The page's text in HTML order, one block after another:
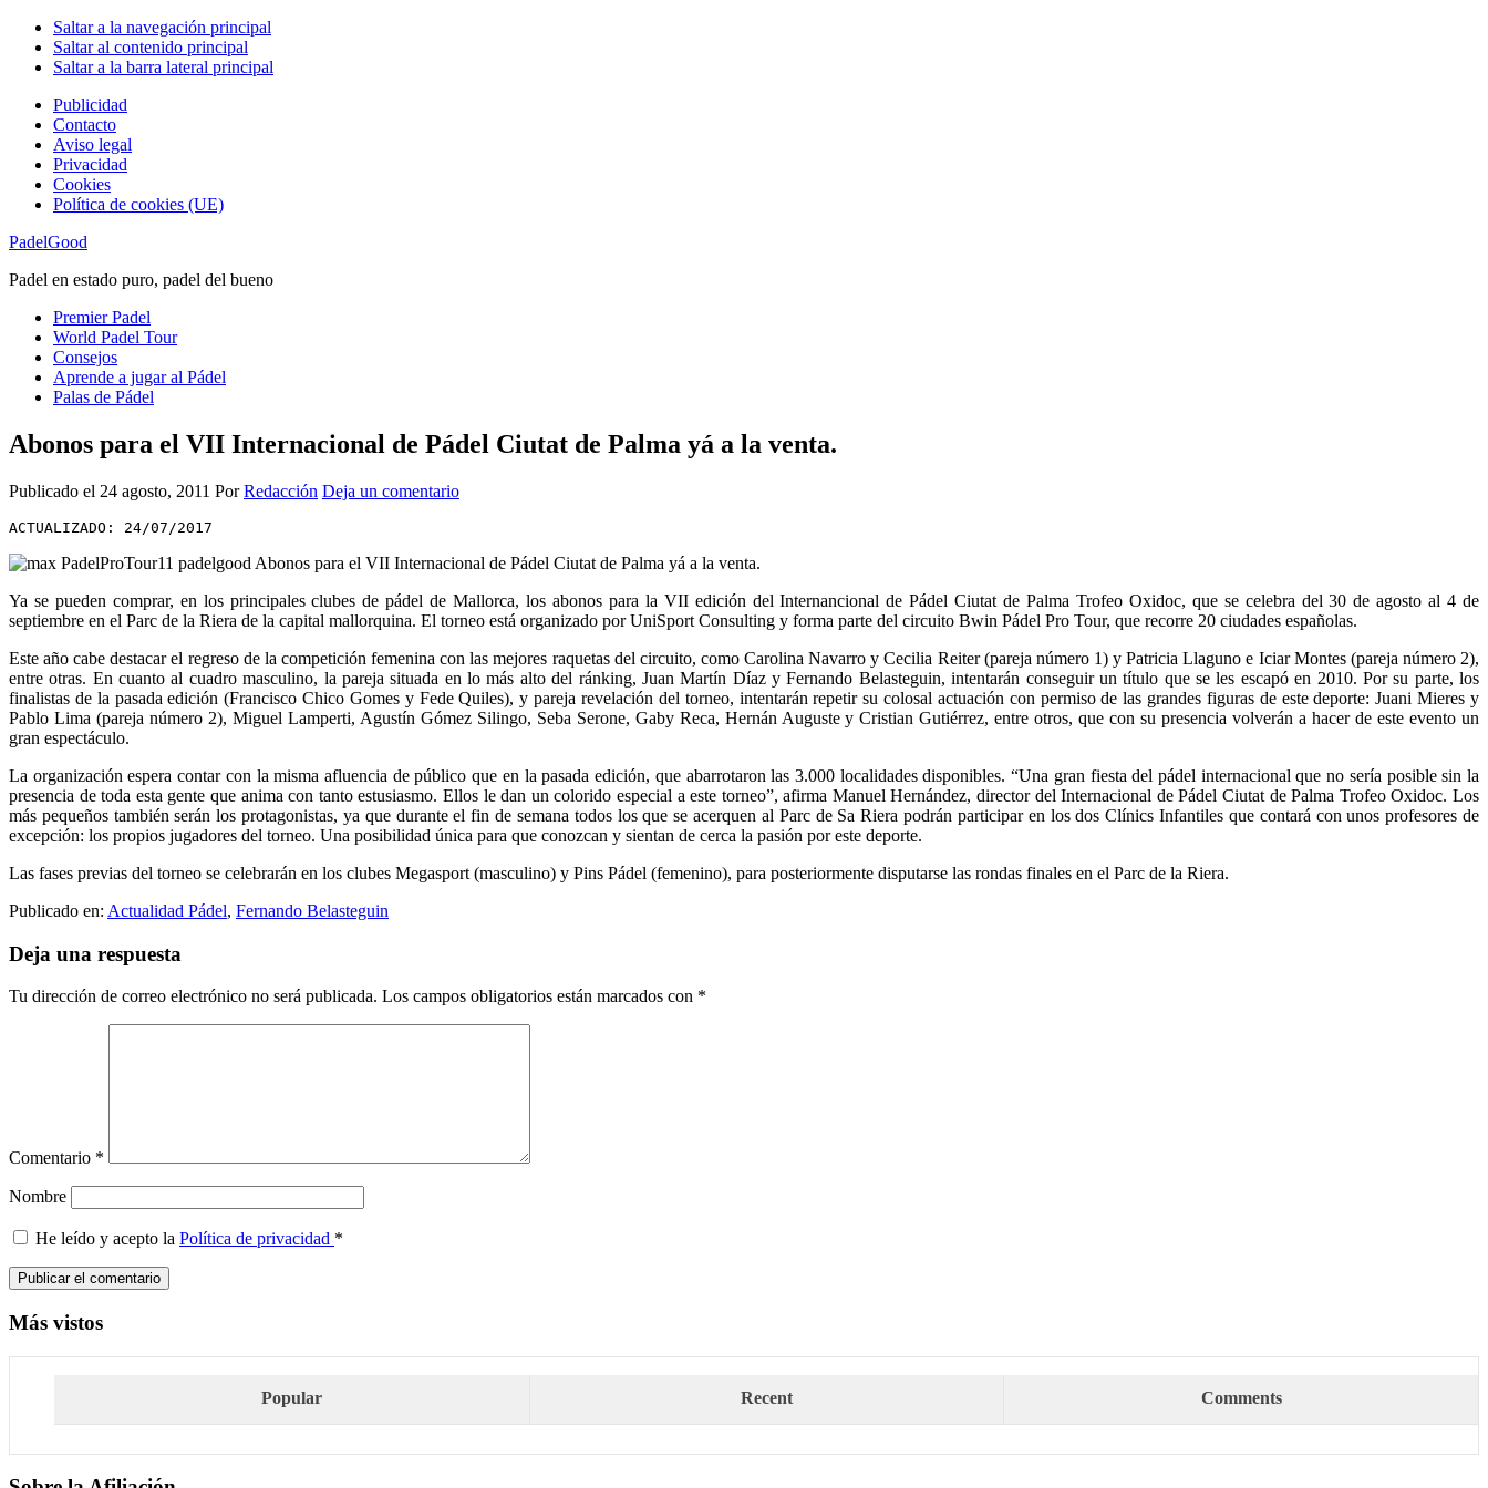
Saltar a la navegación principal
Saltar al contenido principal
Saltar a la barra lateral principal
Publicidad
Contacto
Aviso legal
Privacidad
Cookies
Política de cookies (UE)
PadelGood
Padel en estado puro, padel del bueno
Premier Padel
World Padel Tour
Consejos
Aprende a jugar al Pádel
Palas de Pádel
Abonos para el VII Internacional de Pádel Ciutat de Palma yá a la venta.
Publicado el 24 agosto, 2011 PorRedacción Deja un comentario
ACTUALIZADO: 24/07/2017
Ya se pueden comprar, en los principales clubes de pádel de Mallorca, los abonos para la VII edición del Internancional de Pádel Ciutat de Palma Trofeo Oxidoc, que se celebra del 30 de agosto al 4 de
septiembre en el Parc de la Riera de la capital mallorquina. El torneo está organizado por UniSport Consulting y forma parte del circuito Bwin Pádel Pro Tour, que recorre 20 ciudades españolas.
Este año cabe destacar el regreso de la competición femenina con las mejores raquetas del circuito, como Carolina Navarro y Cecilia Reiter (pareja número 1) y Patricia Llaguno e Iciar Montes (pareja número 2),
entre otras. En cuanto al cuadro masculino, la pareja situada en lo más alto del ránking, Juan Martín Díaz y Fernando Belasteguin, intentarán conseguir un título que se les escapó en 2010. Por su parte, los
finalistas de la pasada edición (Francisco Chico Gomes y Fede Quiles), y pareja revelación del torneo, intentarán repetir su colosal actuación con permiso de las grandes figuras de este deporte: Juani Mieres y
Pablo Lima (pareja número 2), Miguel Lamperti, Agustín Gómez Silingo, Seba Serone, Gaby Reca, Hernán Auguste y Cristian Gutiérrez, entre otros, que con su presencia volverán a hacer de este evento un
gran espectáculo.
La organización espera contar con la misma afluencia de público que en la pasada edición, que abarrotaron las 3.000 localidades disponibles. “Una gran fiesta del pádel internacional que no sería posible sin la
presencia de toda esta gente que anima con tanto estusiasmo. Ellos le dan un colorido especial a este torneo”, afirma Manuel Hernández, director del Internacional de Pádel Ciutat de Palma Trofeo Oxidoc. Los
más pequeños también serán los protagonistas, ya que durante el fin de semana todos los que se acerquen al Parc de Sa Riera podrán participar en los dos Clínics Infantiles que contará con unos profesores de
excepción: los propios jugadores del torneo. Una posibilidad única para que conozcan y sientan de cerca la pasión por este deporte.
Las fases previas del torneo se celebrarán en los clubes Megasport (masculino) y Pins Pádel (femenino), para posteriormente disputarse las rondas finales en el Parc de la Riera.
Publicado en: Actualidad Pádel, Fernando Belasteguin
Interacciones
los
Deja una respuesta
Tu dirección de correo electrónico no será publicada. Los campos obligatorios están marcados con *
Comentario *
Nombre
He leído y acepto la Política de privacidad *
Barra
lateral
Más vistos
Popular Recent Comments